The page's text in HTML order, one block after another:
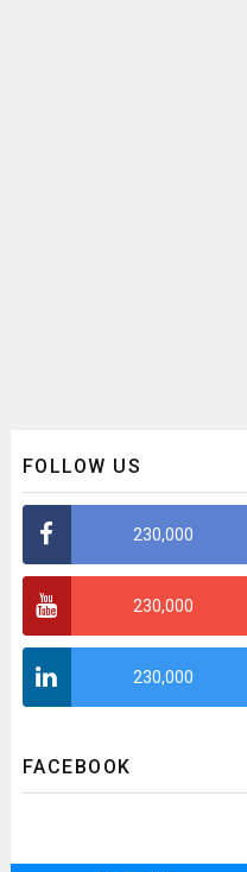
FOLLOW US
230,000
230,000
230,000
FACEBOOK